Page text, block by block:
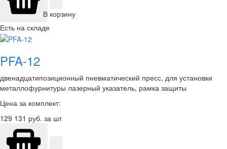
В корзину
Есть на складе
PFA-12
двенадцатипозиционный пневматический пресс, для установки
металлофурнитуры лазерный указатель, рамка защиты
Цена за комплект:
129 131 руб. за шт